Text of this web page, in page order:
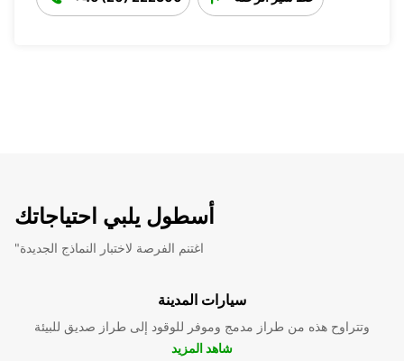
أسطول يلبي احتياجاتك
"اغتنم الفرصة لاختبار النماذج الجديدة
سيارات المدينة
وتتراوح هذه من طراز مدمج وموفر للوقود إلى طراز صديق للبيئة
شاهد المزيد